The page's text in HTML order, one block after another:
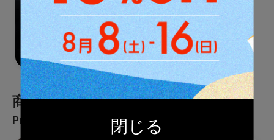
商品カテゴリ一覧
Products All Category閉じる